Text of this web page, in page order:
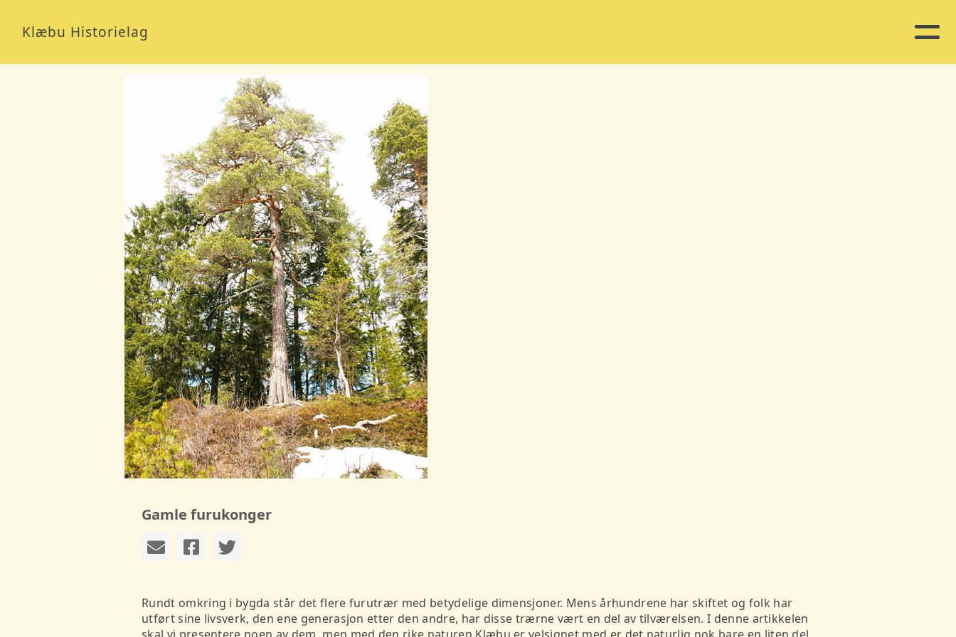
Klæbu Historielag
Gamle furukonger
Rundt omkring i bygda står det flere furutrær med betydelige dimensjoner. Mens århundrene har skiftet og folk har
utført sine livsverk, den ene generasjon etter den andre, har disse trærne vært en del av tilværelsen. I denne artikkelen